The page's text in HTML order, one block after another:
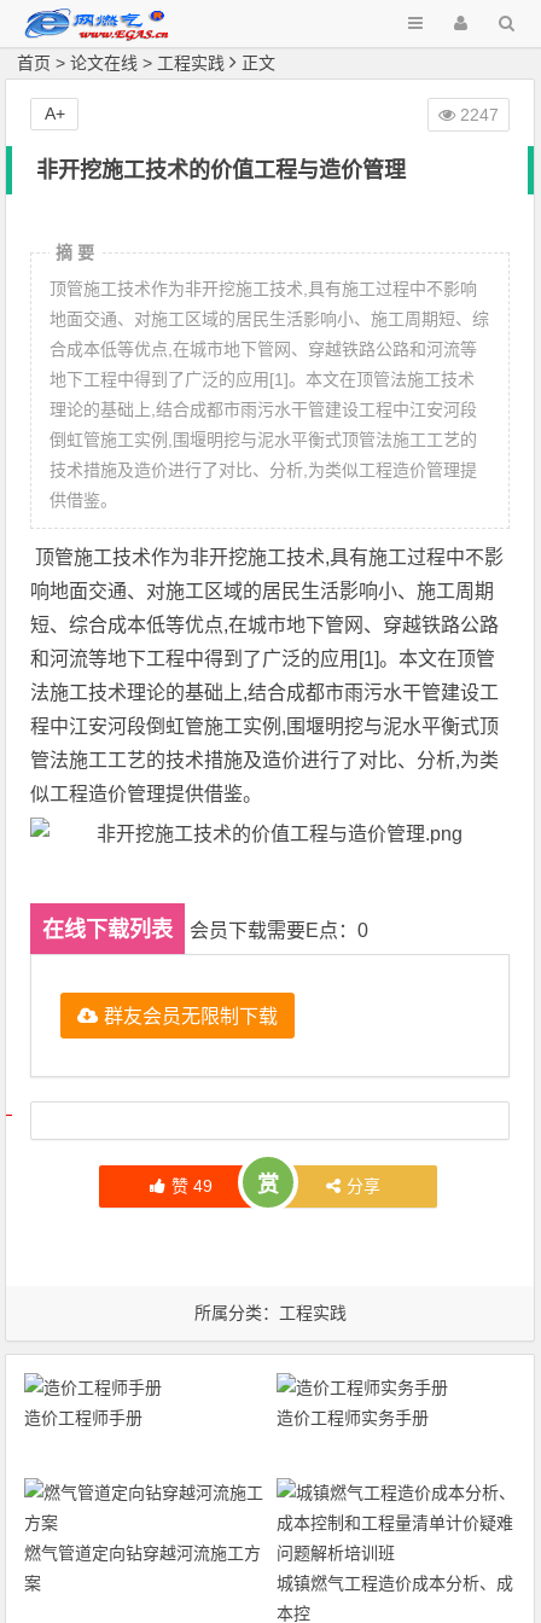
首页 >论文在线 > 工程实践 正文
非开挖施工技术的价值工程与造价管理
摘 要
顶管施工技术作为非开挖施工技术,具有施工过程中不影响
地面交通、对施工区域的居民生活影响小、施工周期短、综
合成本低等优点,在城市地下管网、穿越铁路公路和河流等
地下工程中得到了广泛的应用[1]。本文在顶管法施工技术
理论的基础上,结合成都市雨污水干管建设工程中江安河段
倒虹管施工实例,围堰明挖与泥水平衡式顶管法施工工艺的
技术措施及造价进行了对比、分析,为类似工程造价管理提
供借鉴。
顶管施工技术作为非开挖施工技术,具有施工过程中不影
响地面交通、对施工区域的居民生活影响小、施工周期
短、综合成本低等优点,在城市地下管网、穿越铁路公路
和河流等地下工程中得到了广泛的应用[1]。本文在顶管
法施工技术理论的基础上,结合成都市雨污水干管建设工
程中江安河段倒虹管施工实例,围堰明挖与泥水平衡式顶
管法施工工艺的技术措施及造价进行了对比、分析,为类
似工程造价管理提供借鉴。
在线下载列表 会员下载需要E点：0
群友会员无限制下载
文章导航
赞 49 赏 分享
2247
A+
所属分类： 工程实践
造价工程师手册 造价工程师实务手册
燃气管道定向钻穿越河流施工方
案
城镇燃气工程造价成本分析、成
本控